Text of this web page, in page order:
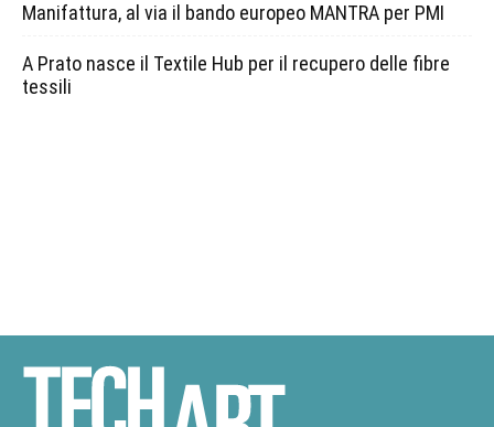
Manifattura, al via il bando europeo MANTRA per PMI
A Prato nasce il Textile Hub per il recupero delle fibre
tessili